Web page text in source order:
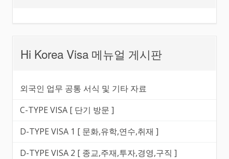
Hi Korea Visa 메뉴얼 게시판
외국인 업무 공통 서식 및 기타 자료
C-TYPE VISA [ 단기 방문 ]
D-TYPE VISA 1 [ 문화,유학,연수,취재 ]
D-TYPE VISA 2 [ 종교,주재,투자,경영,구직 ]